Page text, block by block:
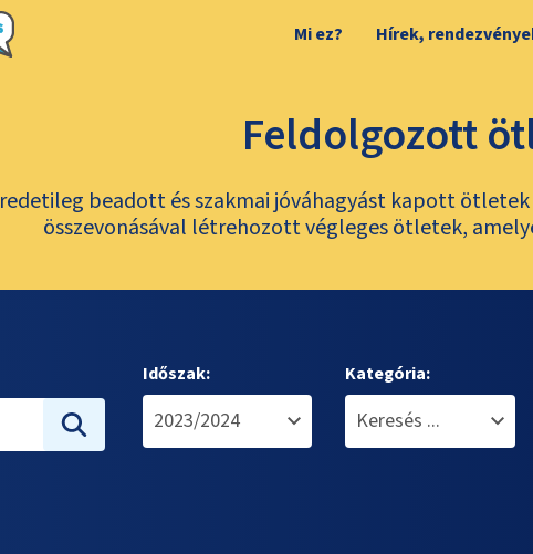
Mi ez? Hírek,
Feldolgozott
beadott és szakmai jóváhagyást kapott
összevonásával létrehozott végleges ötletek,
Időszak: Kategória: